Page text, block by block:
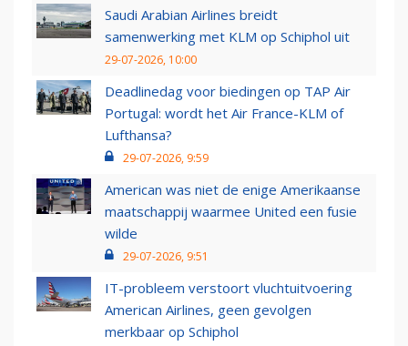
Saudi Arabian Airlines breidt
samenwerking met KLM op Schiphol uit
29-07-2026, 10:00
Deadlinedag voor biedingen op TAP Air
Portugal: wordt het Air France-KLM of
Lufthansa?
29-07-2026, 9:59
American was niet de enige Amerikaanse
maatschappij waarmee United een fusie
wilde
29-07-2026, 9:51
IT-probleem verstoort vluchtuitvoering
American Airlines, geen gevolgen
merkbaar op Schiphol